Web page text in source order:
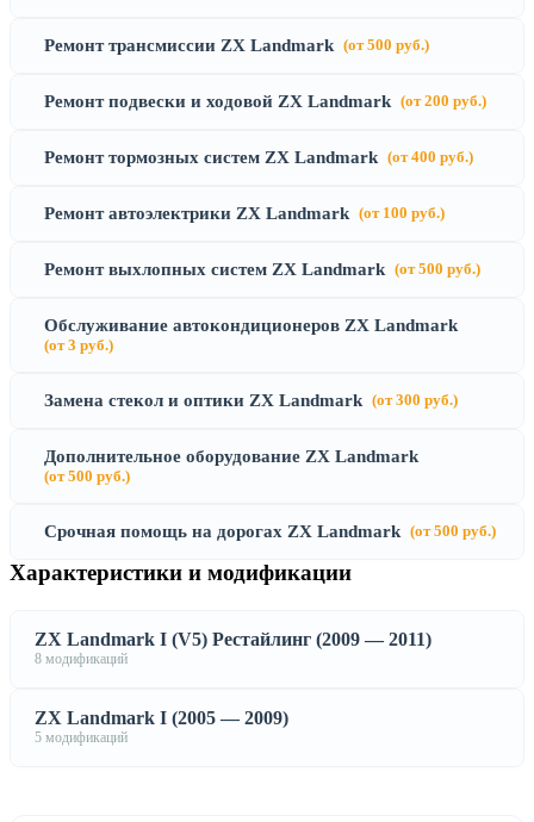
Ремонт трансмиссии ZX Landmark (от 500 руб.)
Ремонт подвески и ходовой ZX Landmark (от 200 руб.)
Ремонт тормозных систем ZX Landmark (от 400 руб.)
Ремонт автоэлектрики ZX Landmark (от 100 руб.)
Ремонт выхлопных систем ZX Landmark (от 500 руб.)
Обслуживание автокондиционеров ZX Landmark
(от 3 руб.)
Замена стекол и оптики ZX Landmark (от 300 руб.)
Дополнительное оборудование ZX Landmark
(от 500 руб.)
Срочная помощь на дорогах ZX Landmark (от 500 руб.)
Характеристики и модификации
ZX Landmark I (V5) Рестайлинг (2009 — 2011)
8 модификаций
ZX Landmark I (2005 — 2009)
5 модификаций